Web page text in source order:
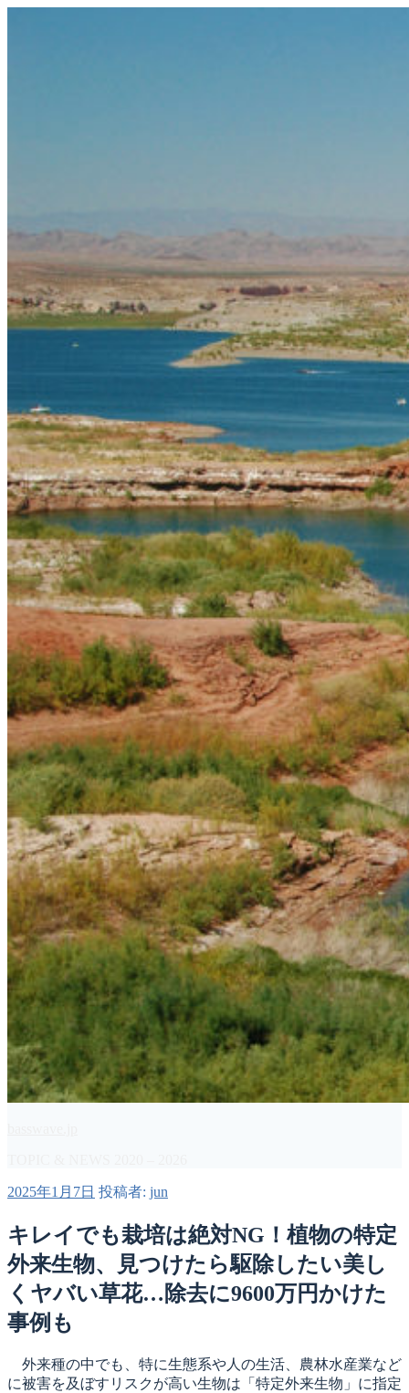
投
日:
2025年1月7日 投稿者: jun
キレイでも栽培は絶対NG！植物の特定
外来生物、見つけたら駆除したい美し
くヤバい草花…除去に9600万円かけた
事例も
外来種の中でも、特に生態系や人の生活、農林水産業など
に被害を及ぼすリスクが高い生物は「特定外来生物」に指定